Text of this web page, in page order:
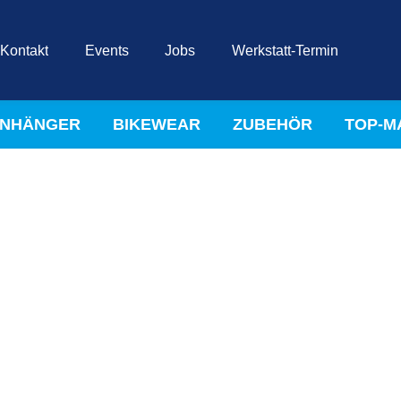
Kontakt Events Jobs Werkstatt-Termin
BIKEWEAR ZUBEHÖR TOP-